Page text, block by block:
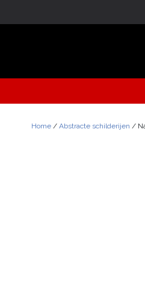
Home / Abstracte schilderijen /